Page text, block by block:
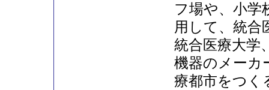
フ場や、小学
用して、統合
統合医療大学
機器のメーカ
療都市をつく